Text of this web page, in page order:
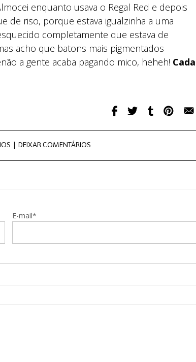
enquanto usava o Regal Red e depois
de riso, porque estava igualzinha a uma
completamente que estava de
acho que batons mais pigmentados
a gente acaba pagando mico, heheh! Cada
| DEIXAR COMENTÁRIOS
E-mail*